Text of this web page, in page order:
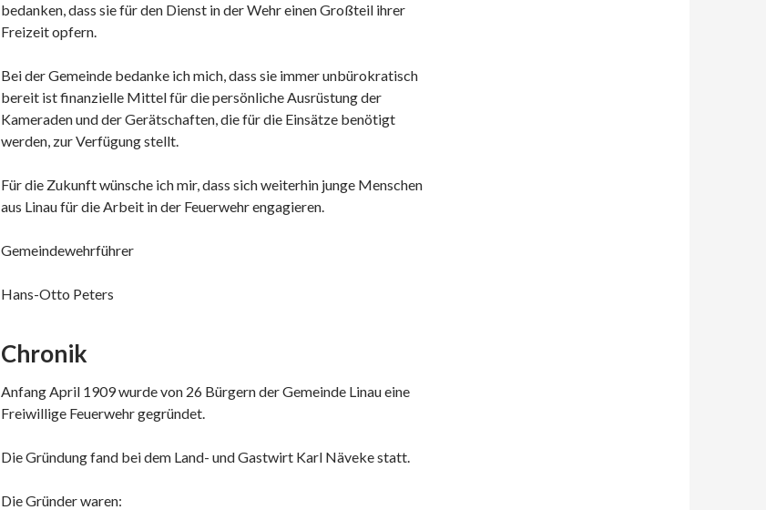
bedanken, dass sie für den Dienst in der Wehr einen Großteil ihrer
Freizeit opfern.
Bei der Gemeinde bedanke ich mich, dass sie immer unbürokratisch
bereit ist finanzielle Mittel für die persönliche Ausrüstung der
Kameraden und der Gerätschaften, die für die Einsätze benötigt
werden, zur Verfügung stellt.
Für die Zukunft wünsche ich mir, dass sich weiterhin junge Menschen
aus Linau für die Arbeit in der Feuerwehr engagieren.
Gemeindewehrführer
Hans-Otto Peters
Chronik
Anfang April 1909 wurde von 26 Bürgern der Gemeinde Linau eine
Freiwillige Feuerwehr gegründet.
Die Gründung fand bei dem Land- und Gastwirt Karl Näveke statt.
Die Gründer waren: